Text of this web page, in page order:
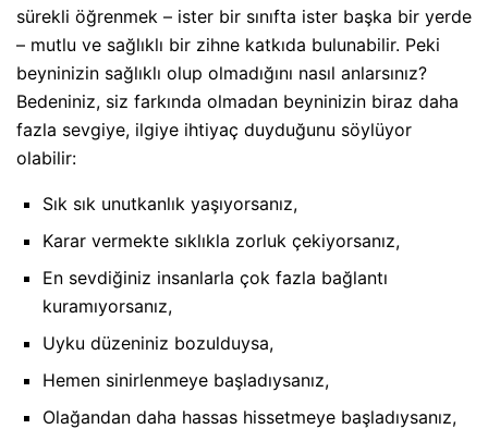
sürekli öğrenmek – ister bir sınıfta ister başka bir yerde
– mutlu ve sağlıklı bir zihne katkıda bulunabilir. Peki
beyninizin sağlıklı olup olmadığını nasıl anlarsınız?
Bedeniniz, siz farkında olmadan beyninizin biraz daha
fazla sevgiye, ilgiye ihtiyaç duyduğunu söylüyor
olabilir:
Sık sık unutkanlık yaşıyorsanız,
Karar vermekte sıklıkla zorluk çekiyorsanız,
En sevdiğiniz insanlarla çok fazla bağlantı
kuramıyorsanız,
Uyku düzeniniz bozulduysa,
Hemen sinirlenmeye başladıysanız,
Olağandan daha hassas hissetmeye başladıysanız,